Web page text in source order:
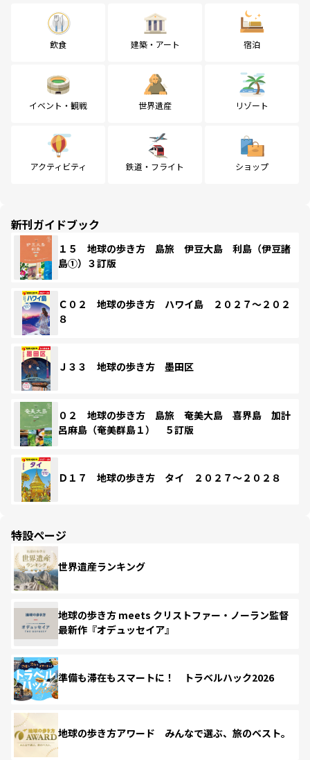
飲食 建築・アート 宿泊
イベント・観戦 世界遺産 リゾート
アクティビティ 鉄道・フライト ショップ
新刊ガイドブック
１５ 地球の歩き方 島旅 伊豆大島 利島（伊豆諸
島①）３訂版
Ｃ０２ 地球の歩き方 ハワイ島 ２０２７～２０２
８
Ｊ３３ 地球の歩き方 墨田区
０２ 地球の歩き方 島旅 奄美大島 喜界島 加計
呂麻島（奄美群島１） ５訂版
Ｄ１７ 地球の歩き方 タイ ２０２７～２０２８
特設ページ
世界遺産ランキング
地球の歩き方 meets クリストファー・ノーラン監督
最新作『オデュッセイア』
準備も滞在もスマートに！ トラベルハック2026
地球の歩き方アワード みんなで選ぶ、旅のベスト。